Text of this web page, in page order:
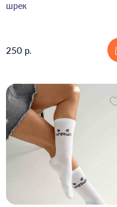
шрек
250 р.